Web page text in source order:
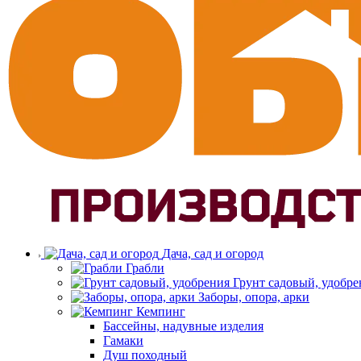
Дача, сад и огород
Грабли
Грунт садовый,
Заборы, опора, арки
Кемпинг
Бассейны, надувные изделия
Гамаки
Душ походный